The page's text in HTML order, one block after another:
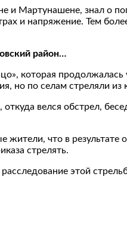
и Мартунашене, знал о
и напряжение. Тем
район…
которая
но по селам стреляли из
велся обстрел,
что в
стрелять.
этой